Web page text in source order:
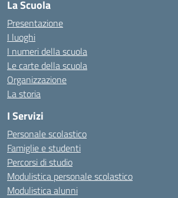
La Scuola
Presentazione
I luoghi
I numeri della scuola
Le carte della scuola
Organizzazione
La storia
I Servizi
Personale scolastico
Famiglie e studenti
Percorsi di studio
Modulistica personale scolastico
Modulistica alunni